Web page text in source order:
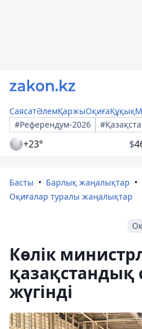
СаясатӘлемҚаржыОқиғаҚұқық
#Референдум-2026
+23° $
Басты
Барлық жаңалықтар
Оқиғалар туралы жаңалықтар
Көлік
қазақстандық
жүгінді